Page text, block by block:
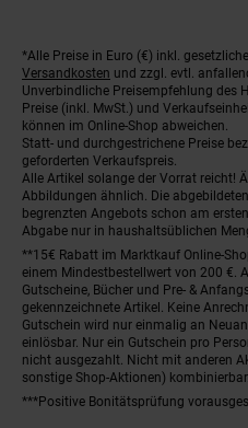
Fußnoten
*Alle Preise in Euro (€) inkl.
Versandkosten und zzgl. evtl.
Unverbindliche Preisempfehlung des
Preise (inkl. MwSt.) und
können im Online-Shop abweichen.
Statt- und durchgestrichene Preise
geforderten Verkaufspreis.
Alle Artikel solange der Vorrat reicht!
Abbildungen ähnlich. Die
begrenzten Angebots schon am
Abgabe nur in haushaltsüblichen
**15€ Rabatt im Marktkauf Online-
einem Mindestbestellwert von 200 €.
Gutscheine, Bücher und Pre- &
gekennzeichnete Artikel. Keine
Gutschein wird nur einmalig an
einlösbar. Nur ein Gutschein pro
nicht ausgezahlt. Nicht mit anderen
sonstige Shop-Aktionen) kombinierbar.
***Positive Bonitätsprüfung